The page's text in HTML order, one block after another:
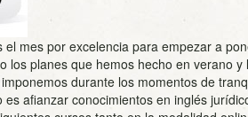
el mes por excelencia para empezar a
los planes que hemos hecho en verano y
durante los momentos de
es afianzar conocimientos en inglés